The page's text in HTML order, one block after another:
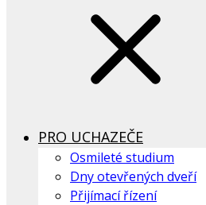
PRO UCHAZEČE
Osmileté studium
Dny otevřených dveří
Přijímací řízení